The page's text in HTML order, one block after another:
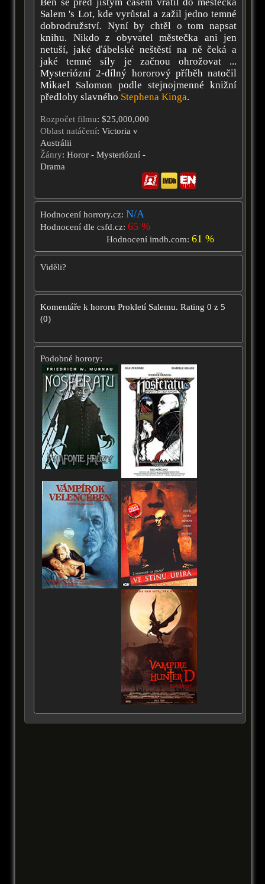
Ben se před jistým časem vrátil do městečka
Salem 's Lot, kde vyrůstal a zažil jedno temné
dobrodružství. Nyní by chtěl o tom napsat
knihu. Nikdo z obyvatel městečka ani jen
netuší, jaké ďábelské neštěstí na ně čeká a
jaké temné síly je začnou ohrožovat ...
Mysteriózní 2-dílný hororový příběh natočil
Mikael Salomon podle stejnojmenné knižní
předlohy slavného Stephena Kinga.
Rozpočet filmu: $25,000,000
Oblast natáčení: Victoria v
Austrálii
Žánry: Horor - Mysteriózní -
Drama
Hodnocení horrory.cz: N/A
Hodnocení dle csfd.cz: 65 %
Hodnocení imdb.com:61 %
Viděli?
Komentáře k hororu Prokletí Salemu. Rating 0 z 5
(0)
Podobné horory: